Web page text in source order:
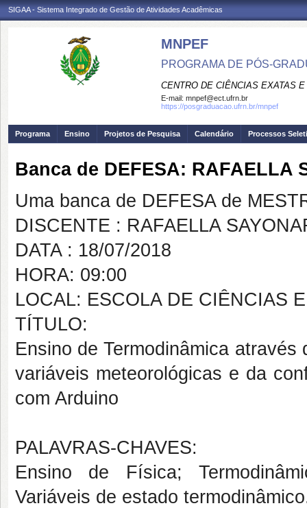
SIGAA - Sistema Integrado de Gestão de Atividades Acadêmicas
MNPEF
PROGRAMA DE PÓS-
CENTRO DE CIÊNCIAS EXATAS
E-mail: mnpef@ect.ufrn.br
https://posgraduacao.ufrn.br/mnpef
Programa Ensino Projetos de Pesquisa Calendário Processos
Banca de DEFESA: RAFAELLA
Uma banca de DEFESA de
DISCENTE : RAFAELLA
DATA : 18/07/2018
HORA: 09:00
LOCAL: ESCOLA DE CIÊNCIAS
TÍTULO:
Ensino de Termodinâmica
variáveis meteorológicas e da
com Arduino
PALAVRAS-CHAVES:
Ensino de Física;
Variáveis de estado